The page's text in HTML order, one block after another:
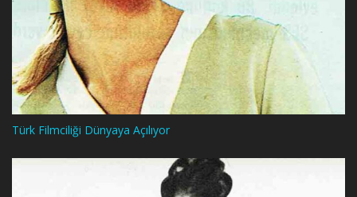
Türk Filmciliği Dünyaya Açılıyor